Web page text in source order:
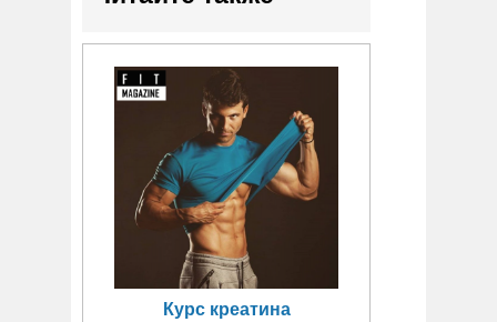
Курс креатина